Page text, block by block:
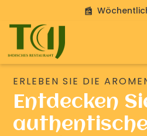
ERLEBEN SIE DIE
Entdecken